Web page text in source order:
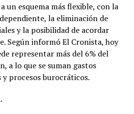
un esquema más flexible, con la
la eliminación de
y la posibilidad de acordar
Según informó El Cronista, hoy
representar más del 6% del
a lo que se suman gastos
procesos burocráticos.